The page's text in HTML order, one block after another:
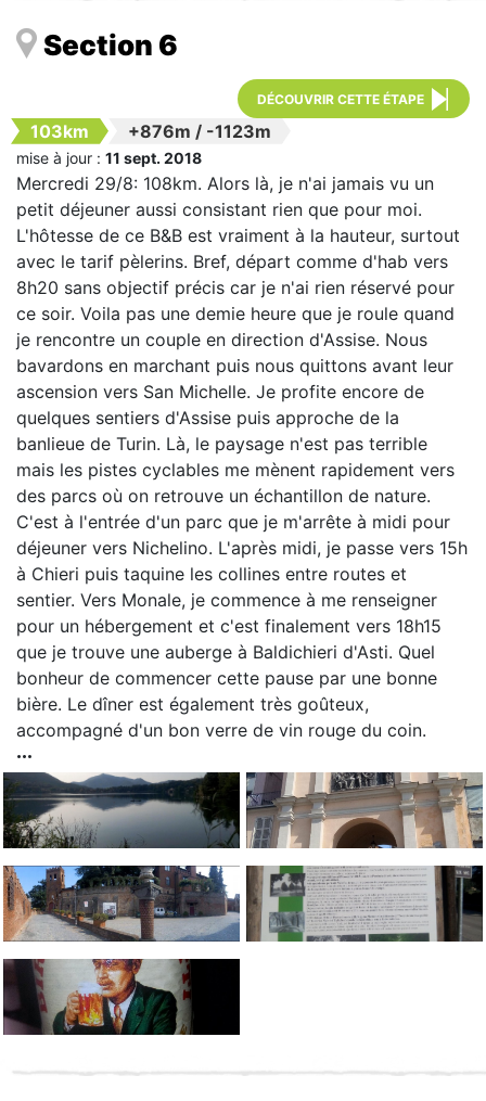
Section 6
DÉCOUVRIR CETTE ÉTAPE
103km +876m / -1123m
mise à jour : 11 sept. 2018
Mercredi 29/8: 108km. Alors là, je n'ai jamais vu un
petit déjeuner aussi consistant rien que pour moi.
L'hôtesse de ce B&B est vraiment à la hauteur, surtout
avec le tarif pèlerins. Bref, départ comme d'hab vers
8h20 sans objectif précis car je n'ai rien réservé pour
ce soir. Voila pas une demie heure que je roule quand
je rencontre un couple en direction d'Assise. Nous
bavardons en marchant puis nous quittons avant leur
ascension vers San Michelle. Je profite encore de
quelques sentiers d'Assise puis approche de la
banlieue de Turin. Là, le paysage n'est pas terrible
mais les pistes cyclables me mènent rapidement vers
des parcs où on retrouve un échantillon de nature.
C'est à l'entrée d'un parc que je m'arrête à midi pour
déjeuner vers Nichelino. L'après midi, je passe vers 15h
à Chieri puis taquine les collines entre routes et
sentier. Vers Monale, je commence à me renseigner
pour un hébergement et c'est finalement vers 18h15
que je trouve une auberge à Baldichieri d'Asti. Quel
bonheur de commencer cette pause par une bonne
bière. Le dîner est également très goûteux,
accompagné d'un bon verre de vin rouge du coin.